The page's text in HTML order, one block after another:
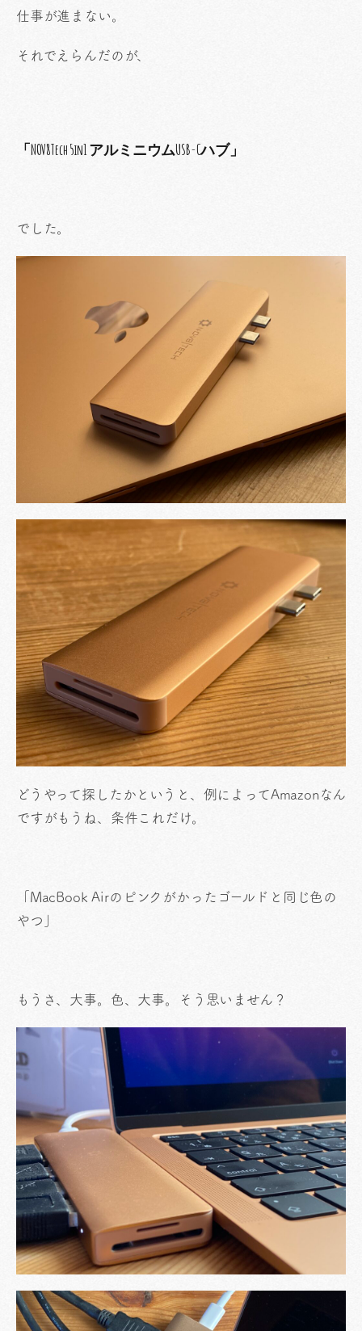
仕事が進まない。
それでえらんだのが、
「NOV8Tech 5in1 アルミニウムUSB-Cハブ」
でした。
どうやって探したかというと、例によってAmazonなん
ですがもうね、条件これだけ。
「MacBook Airのピンクがかったゴールドと同じ色の
やつ」
もうさ、大事。色、大事。そう思いません？